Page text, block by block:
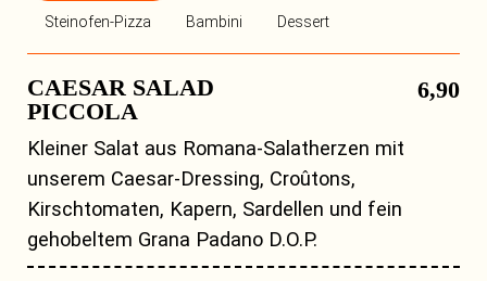
Steinofen-Pizza Bambini Dessert
CAESAR SALAD
PICCOLA
6,90
Kleiner Salat aus Romana-Salatherzen mit
unserem Caesar-Dressing, Croûtons,
Kirschtomaten, Kapern, Sardellen und fein
gehobeltem Grana Padano D.O.P.